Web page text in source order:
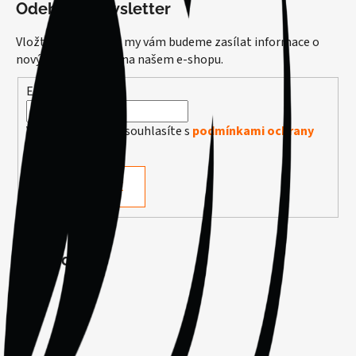
Odebírat newsletter
Vložte svůj e-mail a my vám budeme zasílat informace o
nových produktech na našem e-shopu.
E-mail
Vložením e-mailu souhlasíte s podmínkami ochrany
PŘIHLÁSIT SE
Facebook